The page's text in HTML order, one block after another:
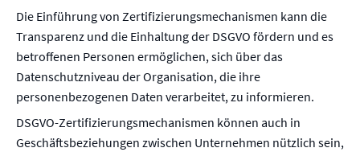
Die Einführung von Zertifizierungsmechanismen kann die
Transparenz und die Einhaltung der DSGVO fördern und es
betroffenen Personen ermöglichen, sich über das
Datenschutzniveau der Organisation, die ihre
personenbezogenen Daten verarbeitet, zu informieren.
DSGVO-Zertifizierungsmechanismen können auch in
Geschäftsbeziehungen zwischen Unternehmen nützlich sein,